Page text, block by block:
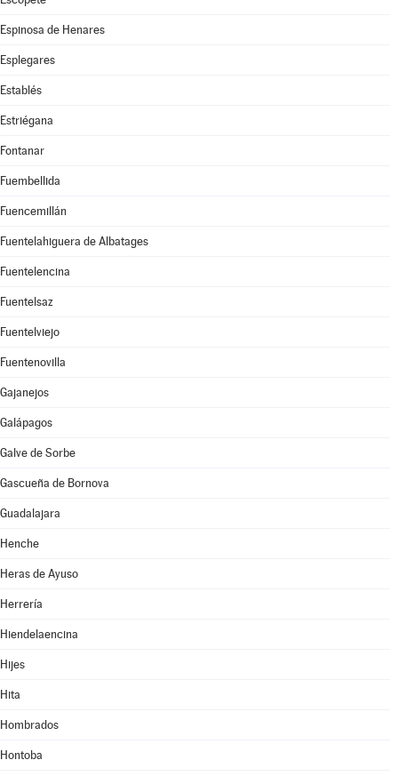
Espinosa de Henares
Esplegares
Establés
Estriégana
Fontanar
Fuembellida
Fuencemillán
Fuentelahiguera de Albatages
Fuentelencina
Fuentelsaz
Fuentelviejo
Fuentenovilla
Gajanejos
Galápagos
Galve de Sorbe
Gascueña de Bornova
Guadalajara
Henche
Heras de Ayuso
Herrería
Hiendelaencina
Hijes
Hita
Hombrados
Hontoba